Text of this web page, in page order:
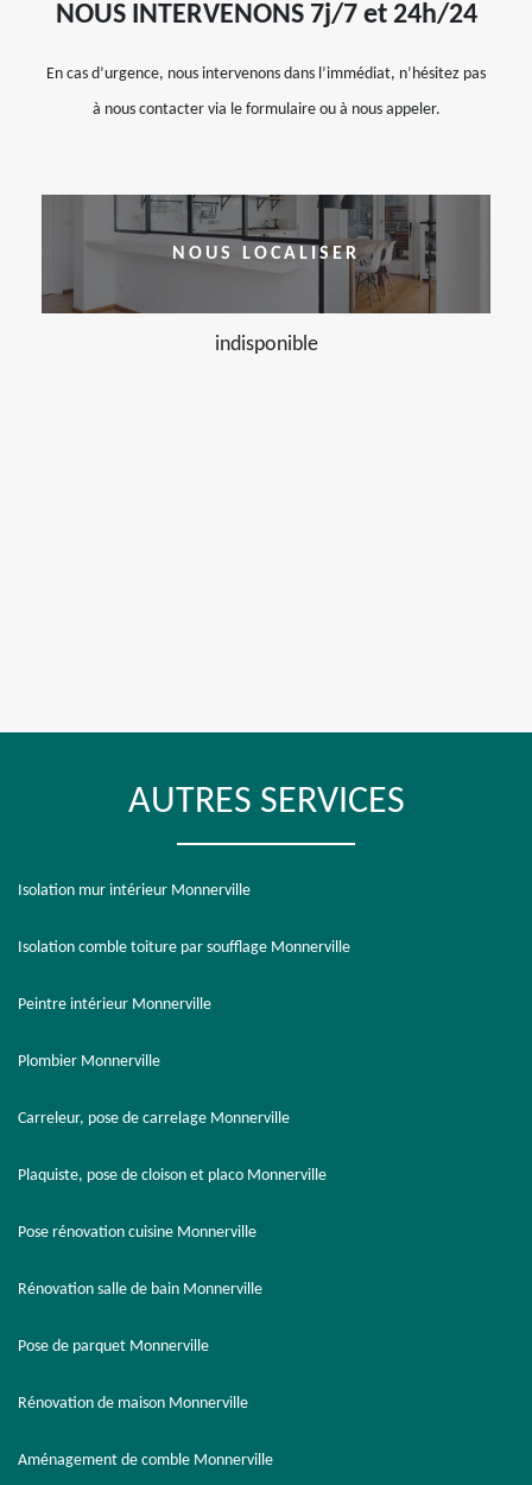
NOUS INTERVENONS 7j/7 et 24h/24
En cas d’urgence, nous intervenons dans l’immédiat, n’hésitez pas
à nous contacter via le formulaire ou à nous appeler.
NOUS LOCALISER
indisponible
AUTRES SERVICES
Isolation mur intérieur Monnerville
Isolation comble toiture par soufflage Monnerville
Peintre intérieur Monnerville
Plombier Monnerville
Carreleur, pose de carrelage Monnerville
Plaquiste, pose de cloison et placo Monnerville
Pose rénovation cuisine Monnerville
Rénovation salle de bain Monnerville
Pose de parquet Monnerville
Rénovation de maison Monnerville
Aménagement de comble Monnerville